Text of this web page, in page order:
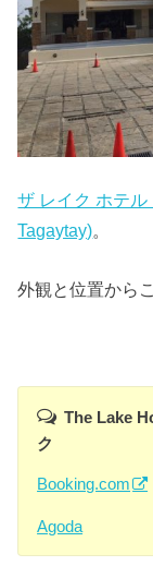
ザ レイク ホテ
Tagaytay)
外観と位置から
The Lake
ク
Booking.com
Agoda